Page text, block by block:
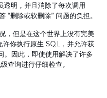
明，并且消除了每次调用
删除或软删除” 问题的负担。
，但是在这个世界上没有完美
你执行原生 SQL，并允许获
因此，即使使用解决了许多
查询进行仔细检查。